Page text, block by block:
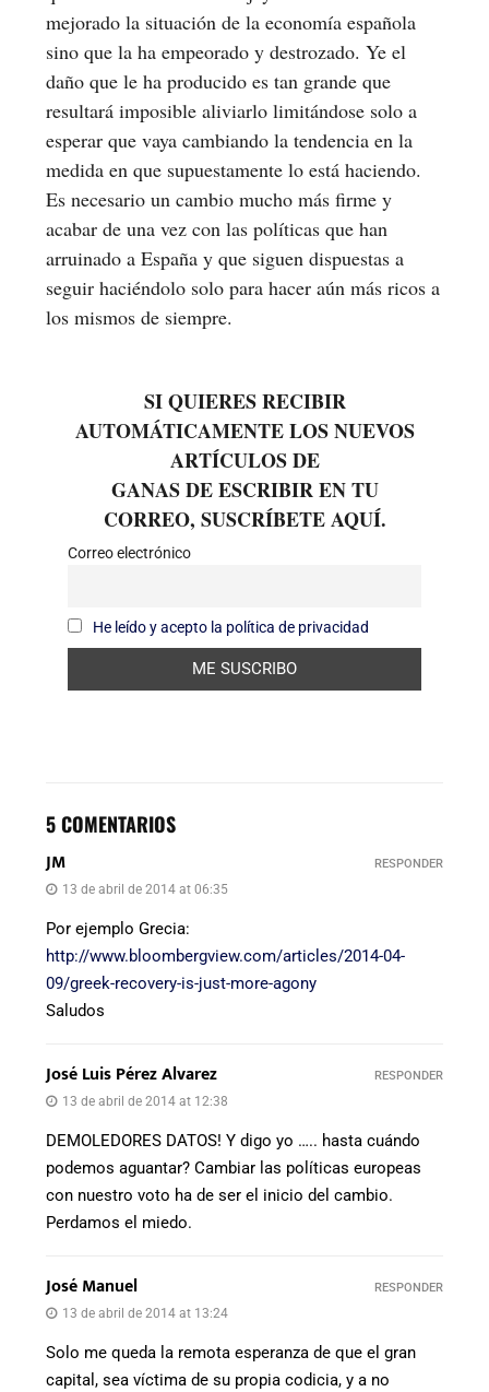
mejorado la situación de la economía española
sino que la ha empeorado y destrozado. Ye el
daño que le ha producido es tan grande que
resultará imposible aliviarlo limitándose solo a
esperar que vaya cambiando la tendencia en la
medida en que supuestamente lo está haciendo.
Es necesario un cambio mucho más firme y
acabar de una vez con las políticas que han
arruinado a España y que siguen dispuestas a
seguir haciéndolo solo para hacer aún más ricos a
los mismos de siempre.
SI QUIERES RECIBIR
AUTOMÁTICAMENTE LOS NUEVOS
ARTÍCULOS DE
GANAS DE ESCRIBIR EN TU
CORREO, SUSCRÍBETE AQUÍ.
Correo electrónico
He leído y acepto la política de privacidad
5 COMENTARIOS
JM
13 de abril de 2014 at 06:35
Por ejemplo Grecia:
http://www.bloombergview.com/articles/2014-04-
09/greek-recovery-is-just-more-agony
Saludos
RESPONDER
José Luis Pérez Alvarez
13 de abril de 2014 at 12:38
DEMOLEDORES DATOS! Y digo yo ….. hasta cuándo
podemos aguantar? Cambiar las políticas europeas
con nuestro voto ha de ser el inicio del cambio.
Perdamos el miedo.
RESPONDER
José Manuel
13 de abril de 2014 at 13:24
Solo me queda la remota esperanza de que el gran
capital, sea víctima de su propia codicia, y a no
RESPONDER